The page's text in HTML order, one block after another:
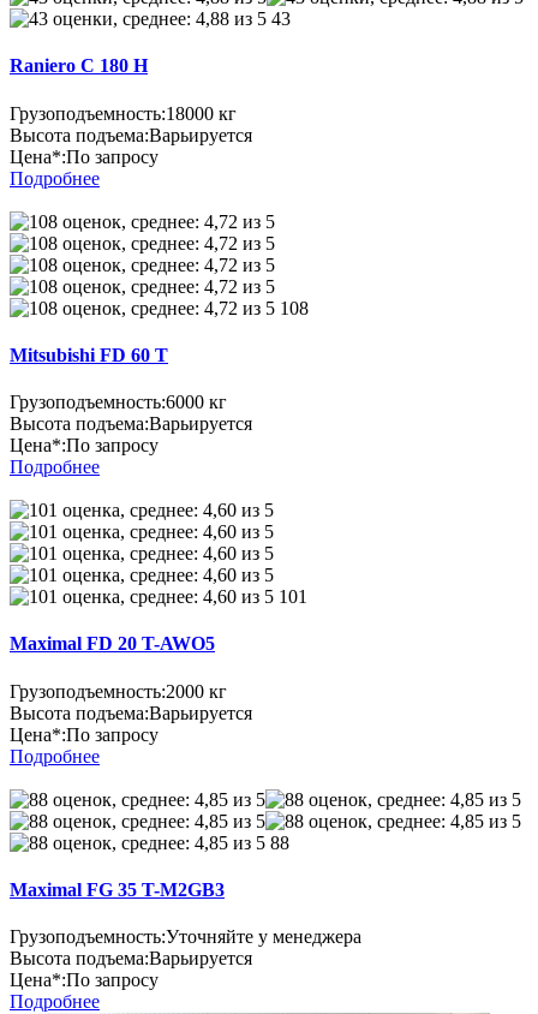
43
Raniero C 180 H
Грузоподъемность:18000 кг
Высота подъема:Варьируется
Цена*:По запросу
Подробнее
108
Mitsubishi FD 60 T
Грузоподъемность:6000 кг
Высота подъема:Варьируется
Цена*:По запросу
Подробнее
101
Maximal FD 20 T-AWO5
Грузоподъемность:2000 кг
Высота подъема:Варьируется
Цена*:По запросу
Подробнее
88
Maximal FG 35 T-M2GB3
Грузоподъемность:Уточняйте у менеджера
Высота подъема:Варьируется
Цена*:По запросу
Подробнее